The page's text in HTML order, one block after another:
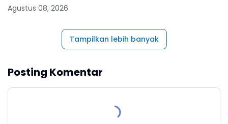
Agustus 08, 2026
Tampilkan lebih banyak
Posting Komentar